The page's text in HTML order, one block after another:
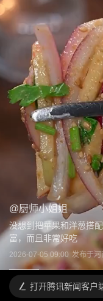
@厨师小姐姐
没想到把苹果和洋葱搭
富，而且非常好吃
2026-07-05 09:00 发布于河
打开腾讯新闻客户